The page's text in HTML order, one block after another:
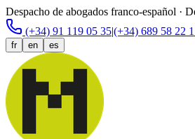
Despacho de abogados franco-español ·
(+34) 91 119 05 35|(+34) 689 58 22
fr en es